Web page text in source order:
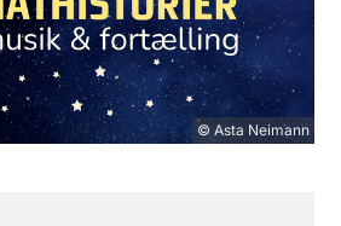
© Asta Neimann